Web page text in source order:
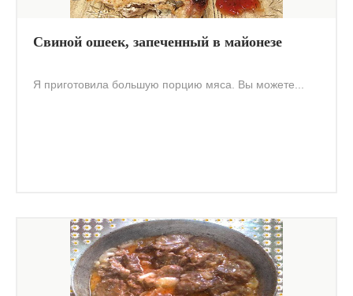
Свиной ошеек, запеченный в майонезе
Я приготовила большую порцию мяса. Вы можете...